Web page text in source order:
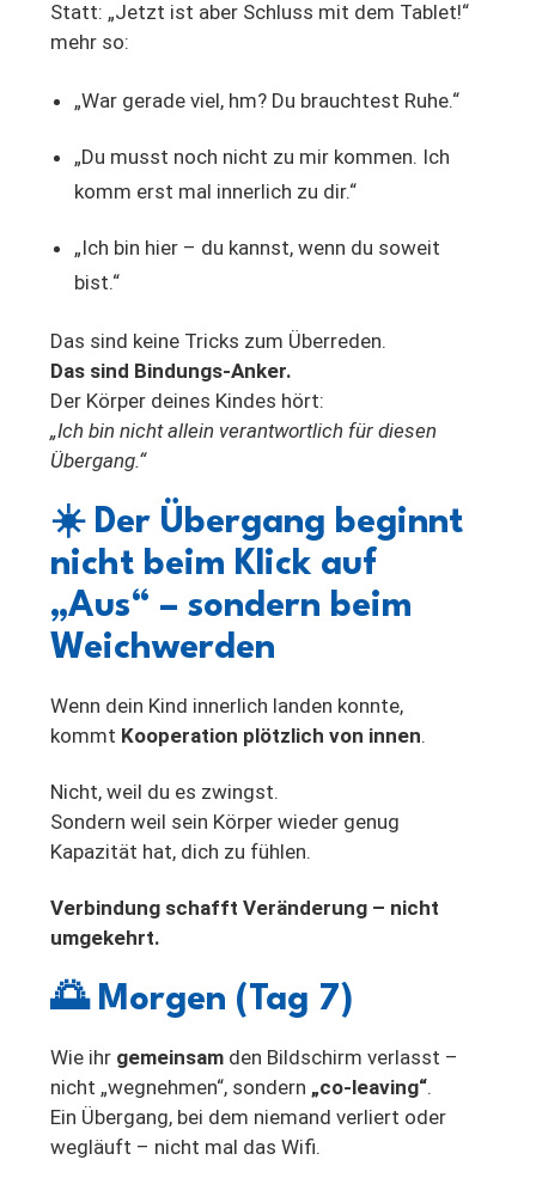
Statt: „Jetzt ist aber Schluss mit dem Tablet!“
mehr so:
„War gerade viel, hm? Du brauchtest Ruhe.“
„Du musst noch nicht zu mir kommen. Ich
komm erst mal innerlich zu dir.“
„Ich bin hier – du kannst, wenn du soweit
bist.“
Das sind keine Tricks zum Überreden.
Das sind Bindungs-Anker.
Der Körper deines Kindes hört:
„Ich bin nicht allein verantwortlich für diesen
Übergang.“
☀️ Der Übergang beginnt
nicht beim Klick auf
„Aus“ – sondern beim
Weichwerden
Wenn dein Kind innerlich landen konnte,
kommt Kooperation plötzlich von innen.
Nicht, weil du es zwingst.
Sondern weil sein Körper wieder genug
Kapazität hat, dich zu fühlen.
Verbindung schafft Veränderung – nicht
umgekehrt.
🌅 Morgen (Tag 7)
Wie ihr gemeinsam den Bildschirm verlasst –
nicht „wegnehmen“, sondern „co-leaving“.
Ein Übergang, bei dem niemand verliert oder
wegläuft – nicht mal das Wifi.